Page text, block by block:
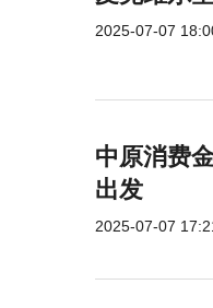
2025-07-07
中原消费
出发
2025-07-07